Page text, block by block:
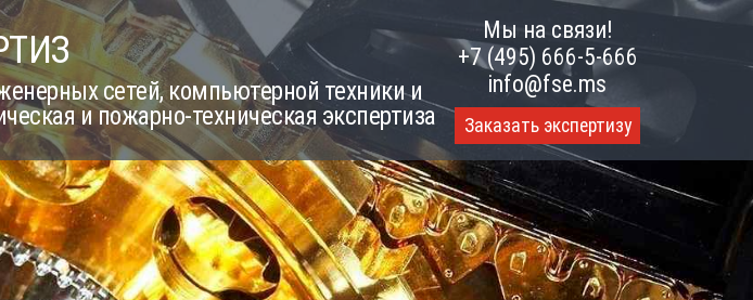
сетей, компьютерной техники и
и пожарно-техническая экспертиза
Мы на связи!
+7 (495) 666-5-666
info@fse.ms
Заказать экспертизу